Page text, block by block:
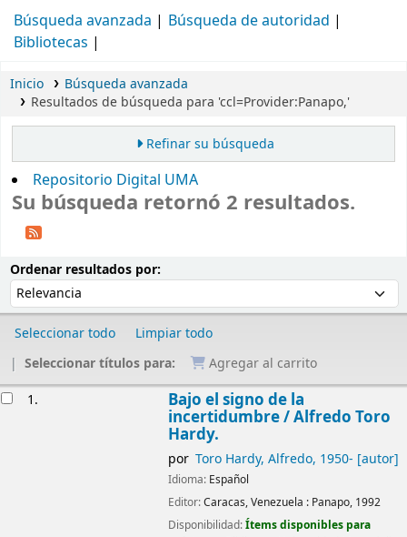
Búsqueda avanzada
Búsqueda de autoridad
Bibliotecas
Inicio
Búsqueda avanzada
Resultados de búsqueda para 'ccl=Provider:Panapo,'
Refinar su búsqueda
Repositorio Digital UMA
Su búsqueda retornó 2 resultados.
Ordenar resultados por:
Seleccionar todo
Limpiar todo
Seleccionar títulos para:
Agregar al carrito
1. Bajo el signo de la
incertidumbre/ Alfredo Toro
Hardy.
por Toro Hardy, Alfredo, 1950- [autor]
Idioma: Español
Editor:Caracas, Venezuela : Panapo, 1992
Disponibilidad:Ítems disponibles para